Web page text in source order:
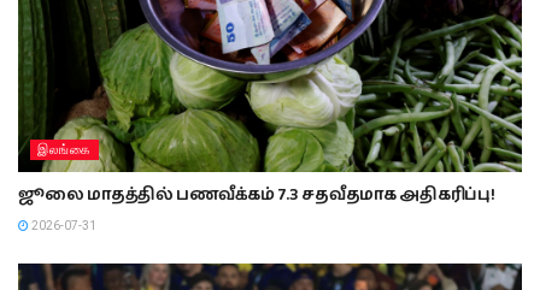
இலங்கை
ஜூலை மாதத்தில் பணவீக்கம் 7.3 சதவீதமாக அதிகரிப்பு!
2026-07-31